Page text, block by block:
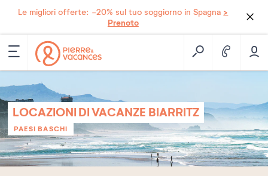
Le migliori offerte: -20% sul tuo soggiorno in Spagna >
Prenoto
LOCAZIONI DI VACANZE BIARRITZ
PAESI BASCHI